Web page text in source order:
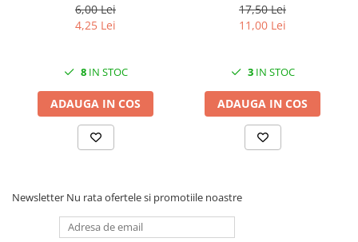
Hamace si leagane
Lampi solare
Mobilier gradina
Mufe si conectori irigare
Sere si solarii
6,00 Lei
4,25 Lei
8IN STOC
ADAUGA IN COS
17,50 Lei
11,00 Lei
3IN STOC
ADAUGA IN COS
Newsletter Nu rata ofertele si promotiile noastre